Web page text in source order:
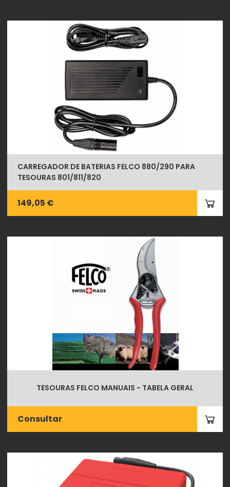
CARREGADOR DE BATERIAS FELCO 880/290 PARA
TESOURAS 801/811/820
149,05 €
TESOURAS FELCO MANUAIS - TABELA GERAL
Consultar